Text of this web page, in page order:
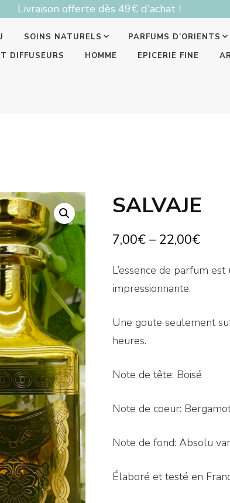
Livraison offerte dès 49€ d'achat !
SOINS NATURELS
PARFUMS D’ORIENTS
DIFFUSEURS HOMME EPICERIE FINE
SALVAJE
7,00€ – 22,00€
L’essence de parfum
impressionnante.
Une goute seulement
heures.
Note de tête: Boisé
Note de coeur:
Note de fond: Absolu
Élaboré et testé en